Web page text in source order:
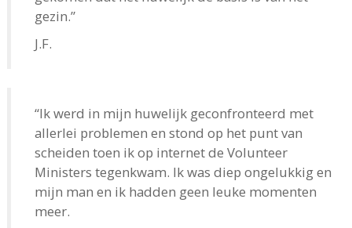
gezin.”
J.F.
“Ik werd in mijn huwelijk geconfronteerd met
allerlei problemen en stond op het punt van
scheiden toen ik op internet de Volunteer
Ministers tegenkwam. Ik was diep ongelukkig en
mijn man en ik hadden geen leuke momenten
meer.